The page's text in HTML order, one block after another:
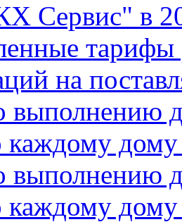
Сервис" в
на
выполнению
каждому
выполнению
каждому